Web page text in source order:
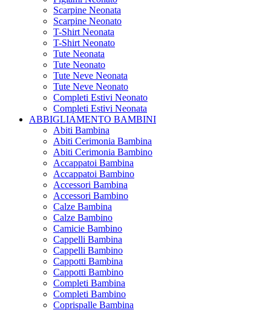
Scarpine Neonata
Scarpine Neonato
T-Shirt Neonata
T-Shirt Neonato
Tute Neonata
Tute Neonato
Tute Neve Neonata
Tute Neve Neonato
Completi Estivi Neonato
Completi Estivi Neonata
ABBIGLIAMENTO BAMBINI
Abiti Bambina
Abiti Cerimonia Bambina
Abiti Cerimonia Bambino
Accappatoi Bambina
Accappatoi Bambino
Accessori Bambina
Accessori Bambino
Calze Bambina
Calze Bambino
Camicie Bambino
Cappelli Bambina
Cappelli Bambino
Cappotti Bambina
Cappotti Bambino
Completi Bambina
Completi Bambino
Coprispalle Bambina